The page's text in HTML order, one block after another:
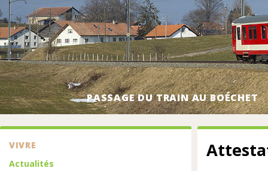
PASSAGE DU TRAIN AU BOÉCHET
VIVRE
Actualités